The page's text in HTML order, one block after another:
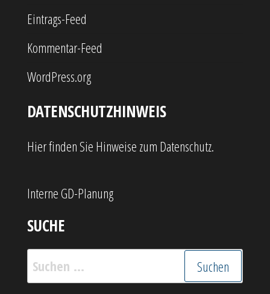
Eintrags-Feed
Kommentar-Feed
WordPress.org
DATENSCHUTZHINWEIS
Hier finden Sie Hinweise zum Datenschutz.
Interne GD-Planung
SUCHE
Suchen
nach: